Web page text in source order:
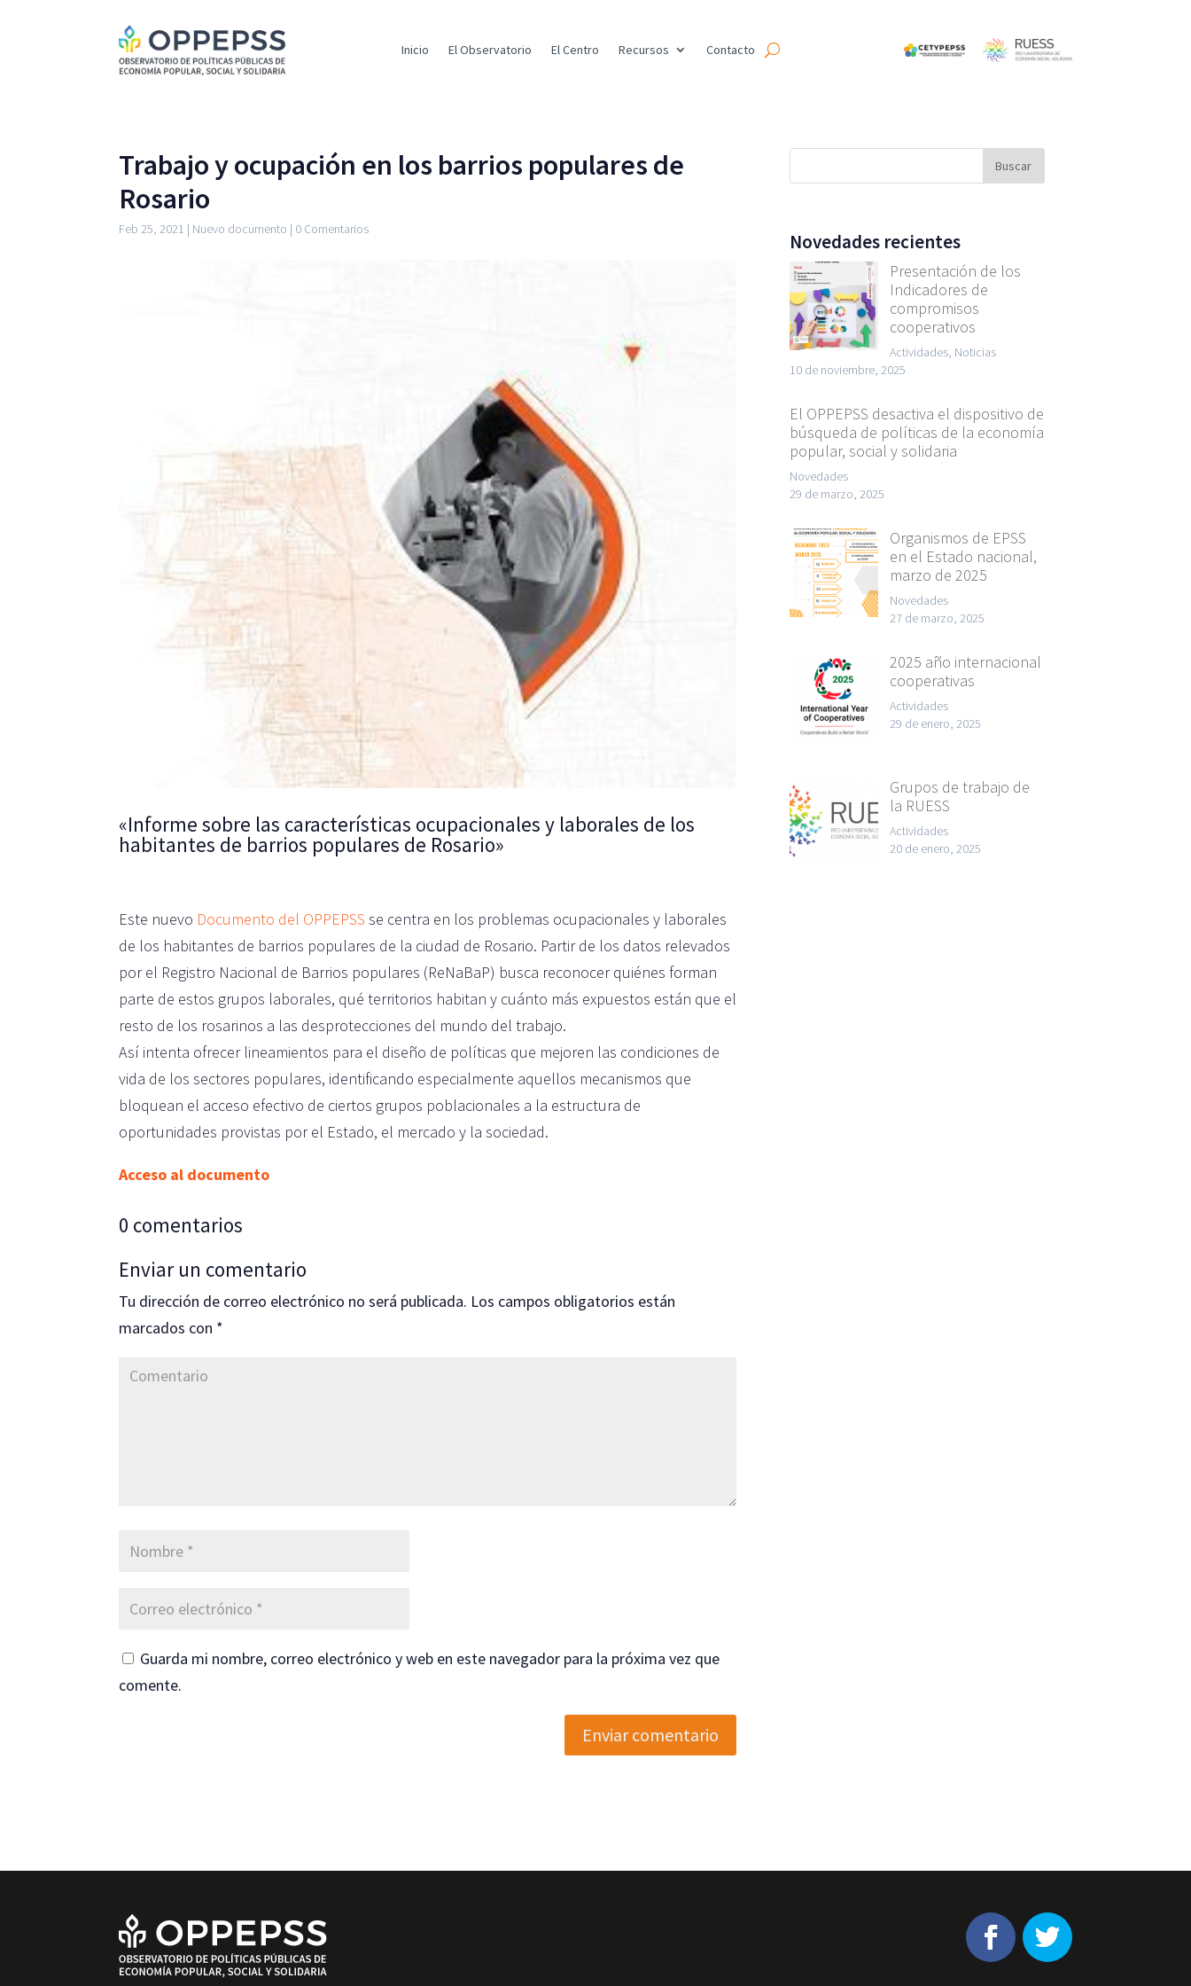
Inicio El Observatorio El Centro Recursos Contacto
Trabajo y ocupación en los barrios populares de
Rosario
Feb 25, 2021 | Nuevo documento | 0 Comentarios
«Informe sobre las características ocupacionales y laborales de los
habitantes de barrios populares de Rosario»
Este nuevo Documento del OPPEPSS se centra en los problemas ocupacionales y laborales
de los habitantes de barrios populares de la ciudad de Rosario. Partir de los datos relevados
por el Registro Nacional de Barrios populares (ReNaBaP) busca reconocer quiénes forman
parte de estos grupos laborales, qué territorios habitan y cuánto más expuestos están que el
resto de los rosarinos a las desprotecciones del mundo del trabajo.
Así intenta ofrecer lineamientos para el diseño de políticas que mejoren las condiciones de
vida de los sectores populares, identificando especialmente aquellos mecanismos que
bloquean el acceso efectivo de ciertos grupos poblacionales a la estructura de
oportunidades provistas por el Estado, el mercado y la sociedad.
Acceso al documento
0 comentarios
Enviar un comentario
Tu dirección de correo electrónico no será publicada. Los campos obligatorios están
marcados con *
Guarda mi nombre, correo electrónico y web en este navegador para la próxima vez que
comente.
Enviar comentario
Novedades recientes
Presentación de los
Indicadores de
compromisos
cooperativos
Actividades, Noticias
10 de noviembre, 2025
El OPPEPSS desactiva el dispositivo de
búsqueda de políticas de la economía
popular, social y solidaria
Novedades
29 de marzo, 2025
Organismos de EPSS
en el Estado nacional,
marzo de 2025
Novedades
27 de marzo, 2025
2025 año internacional
cooperativas
Actividades
29 de enero, 2025
Grupos de trabajo de
la RUESS
Actividades
20 de enero, 2025